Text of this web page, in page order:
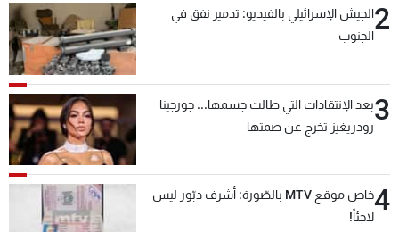
2الجيش الإسرائيلي بالفيديو: تدمير نفق في
الجنوب
3بعد الإنتقادات التي طالت جسمها... جورجينا
رودريغيز تخرج عن صمتها
4
خاص موقع MTV بالصّورة: أشرف دبّور ليس
لاجئاً!